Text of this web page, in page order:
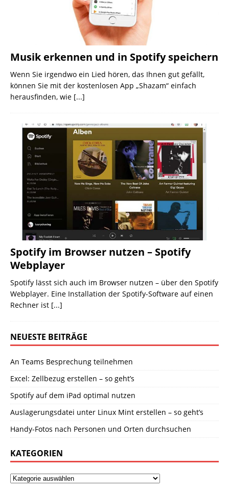
Musik erkennen und in Spotify speichern
Wenn Sie irgendwo ein Lied hören, das Ihnen gut gefällt,
können Sie mit der kostenlosen App „Shazam“ einfach
herausfinden, wie [...]
Spotify im Browser nutzen – Spotify
Webplayer
Spotify lässt sich auch im Browser nutzen – über den Spotify
Webplayer. Eine Installation der Spotify-Software auf einen
Rechner ist [...]
NEUESTE BEITRÄGE
An Teams Besprechung teilnehmen
Excel: Zellbezug erstellen – so geht’s
Spotify auf dem iPad optimal nutzen
Auslagerungsdatei unter Linux Mint erstellen – so geht’s
Handy-Fotos nach Personen und Orten durchsuchen
KATEGORIEN